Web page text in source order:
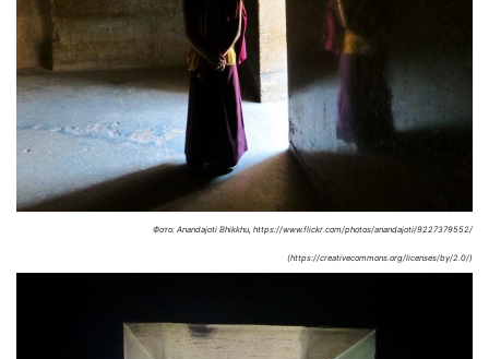
Фото: Anandajoti Bhikkhu, https://www.flickr.com/photos/anandajoti/9227379552/
(https://creativecommons.org/licenses/by/2.0/)